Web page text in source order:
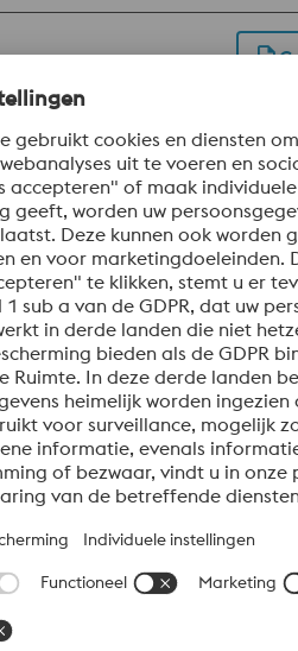
voor drukgieten,
~T20810 EN ISO 4957 JIS G4404
bewerking van legeringen
voor warme extrusie,
voor drukgieten,
voor matrijzen voor